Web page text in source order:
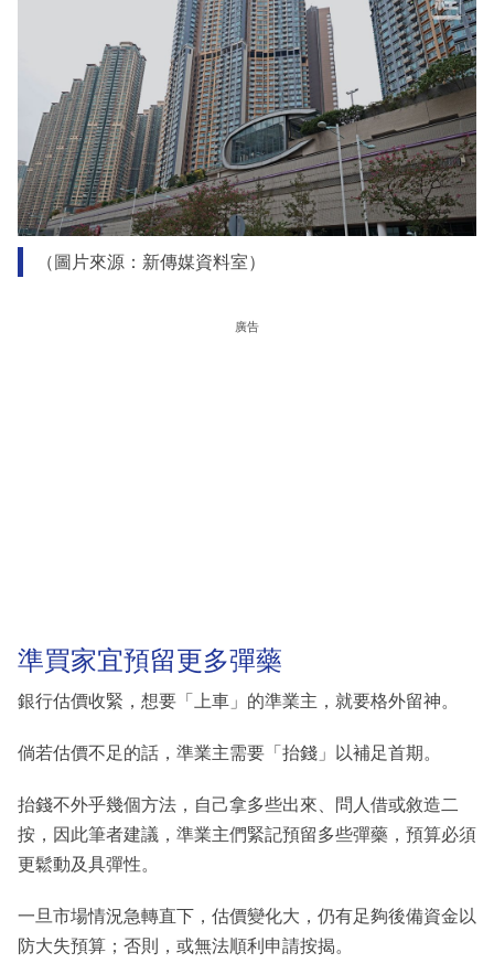
（圖片來源：新傳媒資料室）
廣告
準買家宜預留更多彈藥
銀行估價收緊，想要「上車」的準業主，就要格外留神。
倘若估價不足的話，準業主需要「抬錢」以補足首期。
抬錢不外乎幾個方法，自己拿多些出來、問人借或敘造二
按，因此筆者建議，準業主們緊記預留多些彈藥，預算必須
更鬆動及具彈性。
一旦市場情況急轉直下，估價變化大，仍有足夠後備資金以
防大失預算；否則，或無法順利申請按揭。